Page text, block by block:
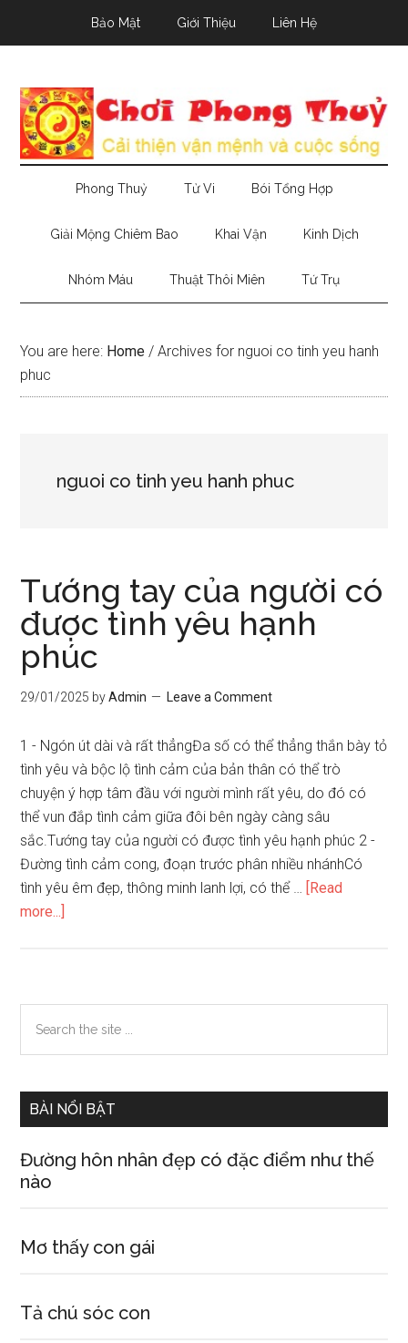
Bảo Mật Giới Thiệu Liên Hệ
Phong Thuỷ Tử Vi Bói Tổng Hợp
Giải Mộng Chiêm Bao Khai Vận Kinh Dịch
Nhóm Máu Thuật Thôi Miên Tứ Trụ
You are here: Home / Archives for nguoi co tinh yeu hanh
phuc
nguoi co tinh yeu hanh phuc
Tướng tay của người có
được tình yêu hạnh
phúc
29/01/2025 byAdmin Leave a Comment
1 - Ngón út dài và rất thẳngĐa số có thể thẳng thắn bày tỏ
tình yêu và bộc lộ tình cảm của bản thân có thể trò
chuyện ý hợp tâm đầu với người mình rất yêu, do đó có
thể vun đắp tình cảm giữa đôi bên ngày càng sâu
sắc.Tướng tay của người có được tình yêu hạnh phúc 2 -
Đường tình cảm cong, đoạn trước phân nhiều nhánhCó
tình yêu êm đẹp, thông minh lanh lợi, có thể … [Read
more...]
người
có
được
yêu
hạnh
Primary
Sidebar
the
BÀI NỔI BẬT
Đường hôn nhân đẹp có đặc điểm như thế
nào
Mơ thấy con gái
Tả chú sóc con